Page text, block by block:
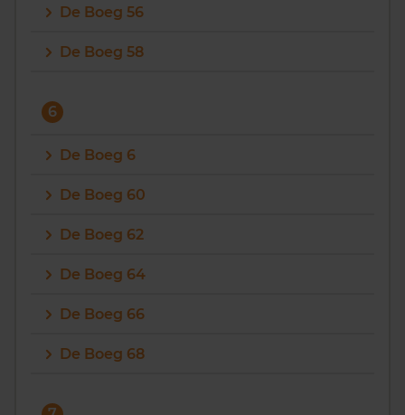
De Boeg 56
De Boeg 58
6
De Boeg 6
De Boeg 60
De Boeg 62
De Boeg 64
De Boeg 66
De Boeg 68